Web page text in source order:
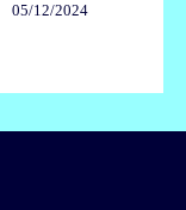
05/12/2024